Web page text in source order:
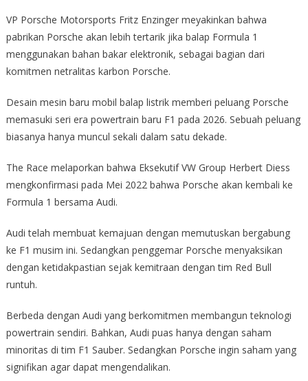
VP Porsche Motorsports Fritz Enzinger meyakinkan bahwa
pabrikan Porsche akan lebih tertarik jika balap Formula 1
menggunakan bahan bakar elektronik, sebagai bagian dari
komitmen netralitas karbon Porsche.
Desain mesin baru mobil balap listrik memberi peluang Porsche
memasuki seri era powertrain baru F1 pada 2026. Sebuah peluang
biasanya hanya muncul sekali dalam satu dekade.
The Race melaporkan bahwa Eksekutif VW Group Herbert Diess
mengkonfirmasi pada Mei 2022 bahwa Porsche akan kembali ke
Formula 1 bersama Audi.
Audi telah membuat kemajuan dengan memutuskan bergabung
ke F1 musim ini. Sedangkan penggemar Porsche menyaksikan
dengan ketidakpastian sejak kemitraan dengan tim Red Bull
runtuh.
Berbeda dengan Audi yang berkomitmen membangun teknologi
powertrain sendiri. Bahkan, Audi puas hanya dengan saham
minoritas di tim F1 Sauber. Sedangkan Porsche ingin saham yang
signifikan agar dapat mengendalikan.